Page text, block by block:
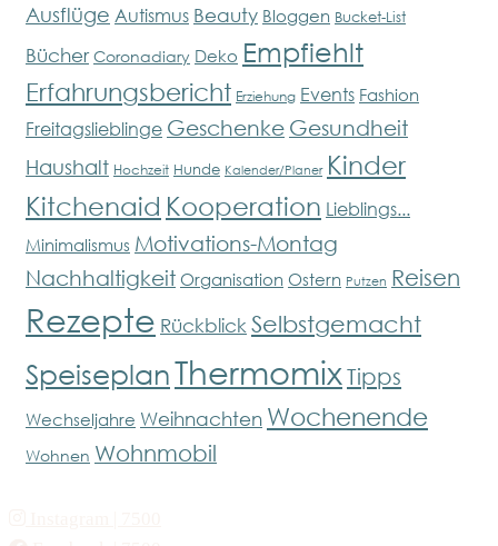
Ausflüge Autismus Beauty Bloggen Bucket-List
Bücher Coronadiary Deko Empfiehlt
Erfahrungsbericht Erziehung Events Fashion
Freitagslieblinge Geschenke Gesundheit
Haushalt Hochzeit Hunde Kalender/Planer Kinder
Kitchenaid Kooperation Lieblings...
Minimalismus Motivations-Montag
Nachhaltigkeit Organisation Ostern Putzen Reisen
Rezepte Rückblick Selbstgemacht
SpeiseplanThermomix Tipps
Wechseljahre Weihnachten Wochenende
Wohnen Wohnmobil